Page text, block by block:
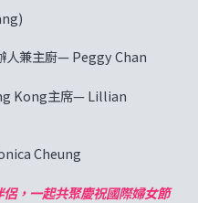
兼主廚— Peggy Chan
Kong主席— Lillian
Cheung
，一起共聚慶祝國際婦女節